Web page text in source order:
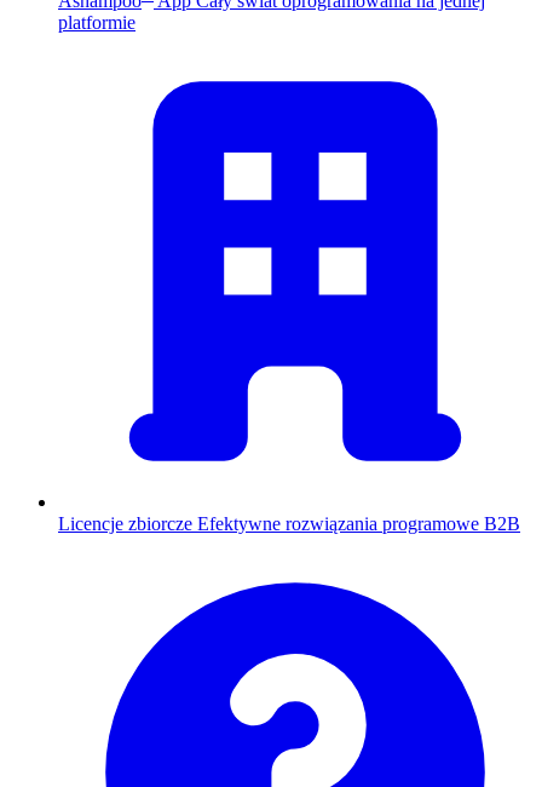
platformie
Licencje zbiorcze Efektywne rozwiązania programowe B2B